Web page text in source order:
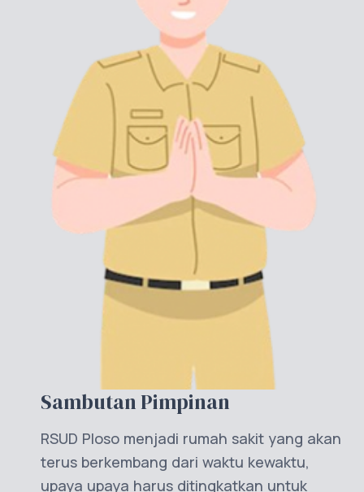
Sambutan Pimpinan
RSUD Ploso menjadi rumah sakit yang akan
terus berkembang dari waktu kewaktu,
upaya upaya harus ditingkatkan untuk